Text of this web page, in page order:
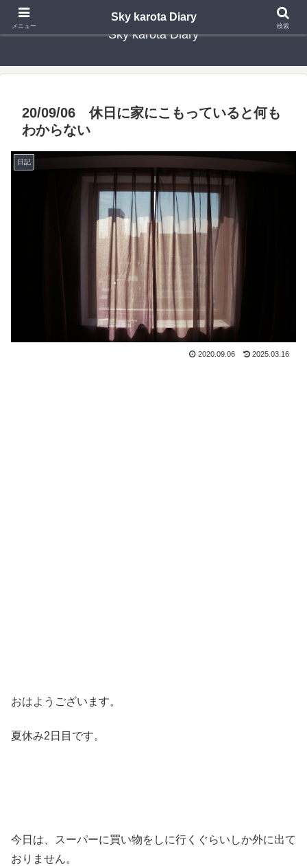
Sky karota Diary
20/09/06 休日に家にこもっていると何も
わからない
日記
2020.09.06 2025.03.16
おはようございます。
夏休み2日目です。
今日は、スーパーに買い物をしに行くぐらいしか外に出て
おりません。
メニュー
Sky karota Diary
検索